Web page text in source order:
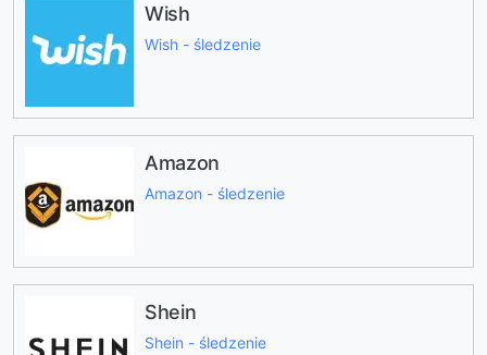
Wish
Wish - śledzenie
Amazon
Amazon - śledzenie
Shein
Shein - śledzenie